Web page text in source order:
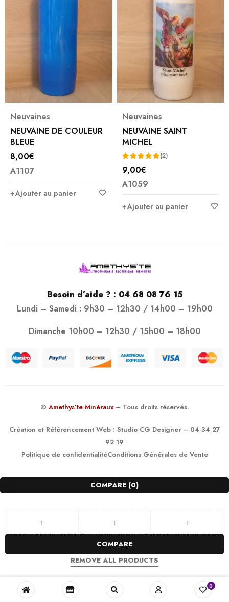
Neuvaines
NEUVAINE DE COULEUR
BLEUE
8,00€
A1107
Ajouter au panier
Neuvaines
NEUVAINE SAINT
MICHEL
Note5.00
sur 5
(2)
9,00€
A1059
Ajouter au panier
Besoin d’aide ? : 04 68 08 76 15
Lundi – Samedi : 9h30 – 12h30 / 14h00 – 19h00
Dimanche 10h00 – 12h30 / 15h00 – 18h00
© Amethys’te Minéraux – Tous droits réservés.
Création et Référencement Web : Studio CG Designer– 04 34 27
92 19
Politique de confidentialitéConditions Générales de Vente
0
COMPARE (0)
COMPARE
REMOVE ALL PRODUCTS